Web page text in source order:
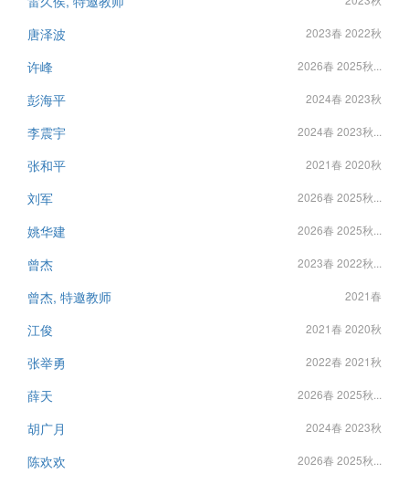
唐泽波 2023春 2022秋
许峰 2026春 2025秋...
彭海平 2024春 2023秋
李震宇 2024春 2023秋...
张和平 2021春 2020秋
刘军 2026春 2025秋...
姚华建 2026春 2025秋...
曾杰 2023春 2022秋...
曾杰, 特邀教师 2021春
江俊 2021春 2020秋
张举勇 2022春 2021秋
薛天 2026春 2025秋...
胡广月 2024春 2023秋
陈欢欢 2026春 2025秋...